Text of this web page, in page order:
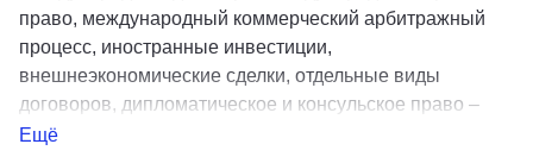
право, международный коммерческий арбитражный
процесс, иностранные инвестиции,
внешнеэкономические сделки, отдельные виды
договоров, дипломатическое и консульское право –
все это читатель найдет на страницах журнала.
Ещё